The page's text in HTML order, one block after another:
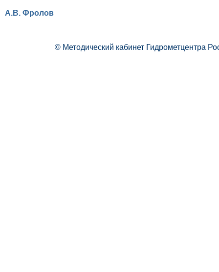
А.В. Фролов
© Методический кабинет Гидрометцентра